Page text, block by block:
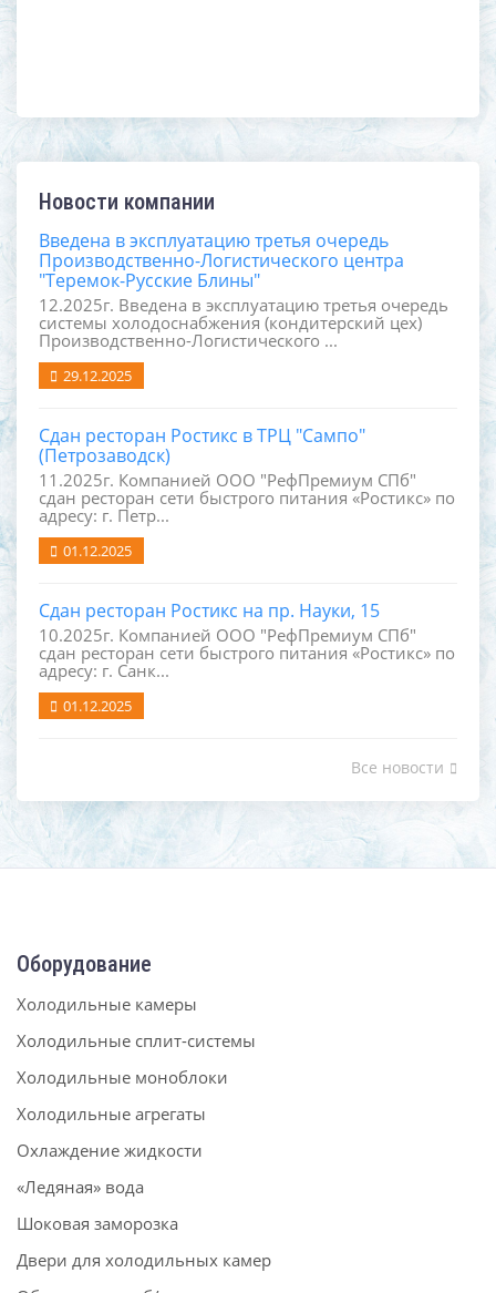
Новости компании
Введена в эксплуатацию третья очередь
Производственно-Логистического центра
"Теремок-Русские Блины"
12.2025г. Введена в эксплуатацию третья очередь
системы холодоснабжения (кондитерский цех)
Производственно-Логистического ...
29.12.2025
Сдан ресторан Ростикс в ТРЦ "Сампо"
(Петрозаводск)
11.2025г. Компанией ООО "РефПремиум СПб"
сдан ресторан сети быстрого питания «Ростикс» по
адресу: г. Петр...
01.12.2025
Сдан ресторан Ростикс на пр. Науки, 15
10.2025г. Компанией ООО "РефПремиум СПб"
сдан ресторан сети быстрого питания «Ростикс» по
адресу: г. Санк...
01.12.2025
Все новости
Оборудование
Холодильные камеры
Холодильные сплит-системы
Холодильные моноблоки
Холодильные агрегаты
Охлаждение жидкости
«Ледяная» вода
Шоковая заморозка
Двери для холодильных камер